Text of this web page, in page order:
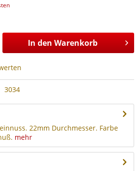
In den Warenkorb
3034
22mm Durchmesser. Farbe
mehr